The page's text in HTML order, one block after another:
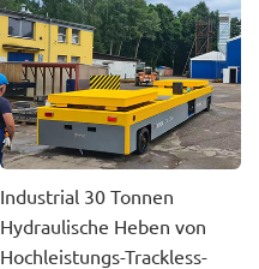
Industrial 30 Tonnen
Hydraulische Heben von
Hochleistungs-Trackless-